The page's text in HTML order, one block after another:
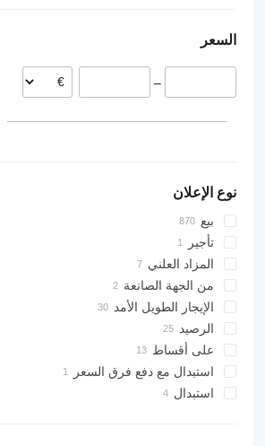
فرنسا
رومانيا
السعر
–
نوع الإعلان
بيع
تأجير
المزاد العلني
من الجهة الصانعة
الإيجار الطويل الأمد
الرصيد
على أقساط
استبدال مع دفع فرق السعر
استبدال